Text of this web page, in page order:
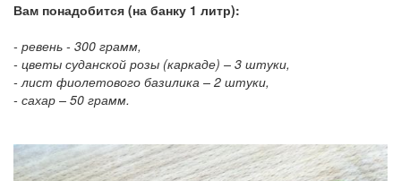
Вам понадобится (на банку 1 литр):
- ревень - 300 грамм,
- цветы суданской розы (каркаде) – 3 штуки,
- лист фиолетового базилика – 2 штуки,
- сахар – 50 грамм.